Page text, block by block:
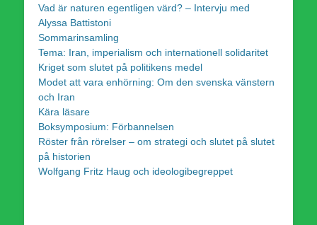
Vad är naturen egentligen värd? – Intervju med
Alyssa Battistoni
Sommarinsamling
Tema: Iran, imperialism och internationell solidaritet
Kriget som slutet på politikens medel
Modet att vara enhörning: Om den svenska vänstern
och Iran
Kära läsare
Boksymposium: Förbannelsen
Röster från rörelser – om strategi och slutet på slutet
på historien
Wolfgang Fritz Haug och ideologibegreppet